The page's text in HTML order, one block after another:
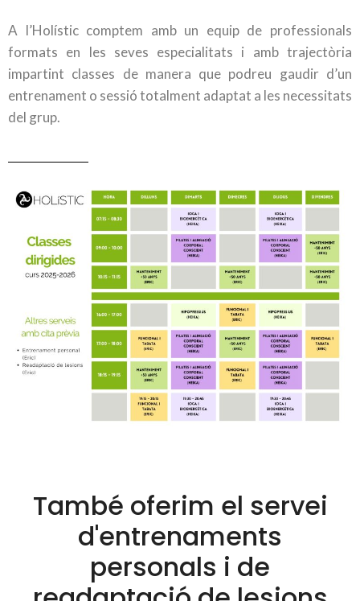
A l’Holístic comptem amb un equip de professionals
formats en les seves especialitats i amb trajectòria
impartint classes de manera que podreu gaudir d’un
entrenament o sessió totalment adaptat a les necessitats
del grup.
També oferim el servei
d'entrenaments
personals i de